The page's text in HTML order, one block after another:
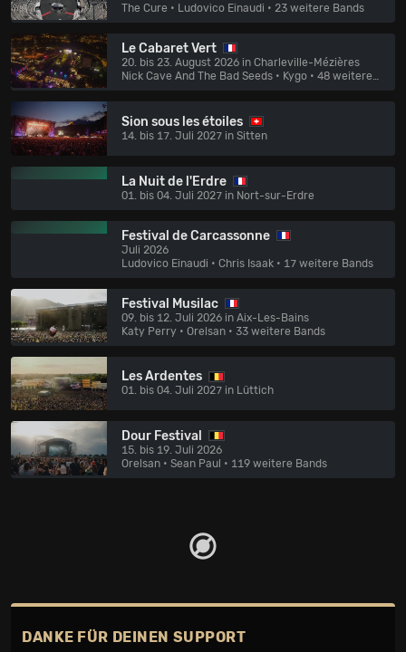
The Cure • Ludovico Einaudi • 23 weitere Bands
Le Cabaret Vert
20. bis 23. August 2026 in Charleville-Mézières
Nick Cave And The Bad Seeds • Kygo • 48 weitere Bands
Sion sous les étoiles
14. bis 17. Juli 2027 in Sitten
La Nuit de l'Erdre
01. bis 04. Juli 2027 in Nort-sur-Erdre
Festival de Carcassonne
Juli 2026
Ludovico Einaudi • Chris Isaak • 17 weitere Bands
Festival Musilac
09. bis 12. Juli 2026 in Aix-Les-Bains
Katy Perry • Orelsan • 33 weitere Bands
Les Ardentes
01. bis 04. Juli 2027 in Lüttich
Dour Festival
15. bis 19. Juli 2026
Orelsan • Sean Paul • 119 weitere Bands
DANKE FÜR DEINEN SUPPORT